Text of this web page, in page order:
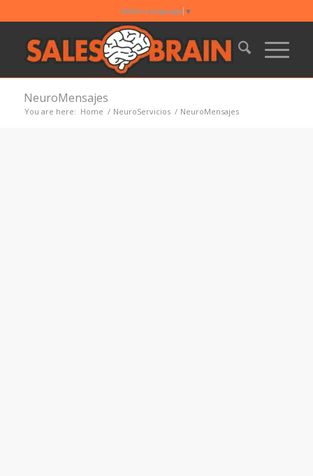
Select Language ▼
NeuroMensajes
You are here: Home / NeuroServicios / NeuroMensajes